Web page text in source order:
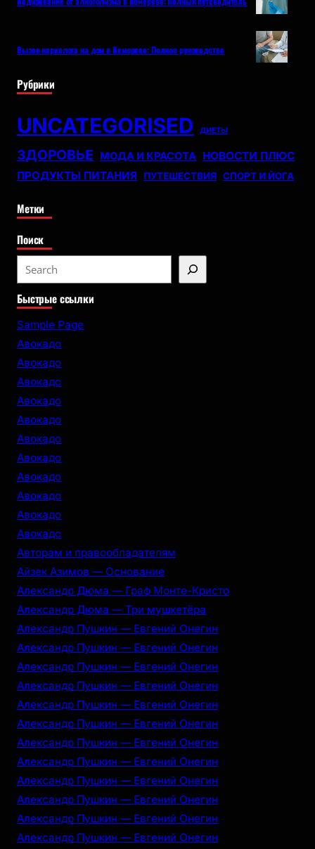
Вызов нарколога на дом в Кемерово: Полное руководство
Рубрики
UNCATEGORISED ДИЕТЫ
ЗДОРОВЬЕ МОДА И КРАСОТА НОВОСТИ ПЛЮС
ПРОДУКТЫ ПИТАНИЯ
ПУТЕШЕСТВИЯ СПОРТ И ЙОГА
Метки
Поиск
e
a
r
Быстрые ссылки
Sample Page
Авокадо
Авокадо
Авокадо
Авокадо
Авокадо
Авокадо
Авокадо
Авокадо
Авокадо
Авокадо
Авокадо
Авторам и правообладателям
Айзек Азимов — Основание
Александр Дюма — Граф Монте-Кристо
Александр Дюма — Три мушкетёра
Александр Пушкин — Евгений Онегин
Александр Пушкин — Евгений Онегин
Александр Пушкин — Евгений Онегин
Александр Пушкин — Евгений Онегин
Александр Пушкин — Евгений Онегин
Александр Пушкин — Евгений Онегин
Александр Пушкин — Евгений Онегин
Александр Пушкин — Евгений Онегин
Александр Пушкин — Евгений Онегин
Александр Пушкин — Евгений Онегин
Александр Пушкин — Евгений Онегин
Александр Пушкин — Евгений Онегин